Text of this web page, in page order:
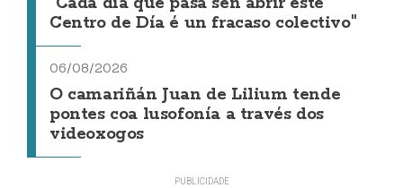
Centro de Día é un fracaso colectivo"
06/08/2026
O camariñán Juan de Lilium tende
pontes coa lusofonía a través dos
videoxogos